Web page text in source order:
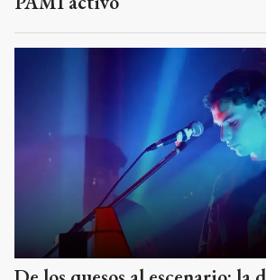
De los quesos al escenario: la
Pedro Moreno, la nueva